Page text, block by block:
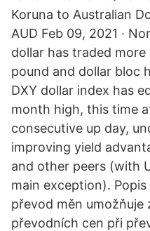
Koruna to Australian
AUD Feb 09, 2021 ·
dollar has traded
pound and dollar bloc
DXY dollar index has
month high, this time
consecutive up day,
improving yield
and other peers (with
main exception).
převod měn
převodních cen při